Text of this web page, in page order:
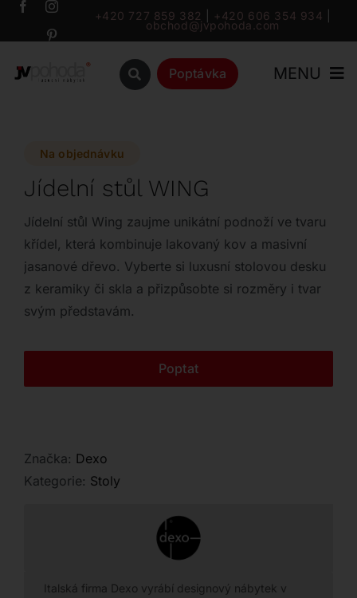
Přeskočit
+420 727 859 382 +420 606 354 934
obchod@jvpohoda.com
Poptávka MENU
Katalog
Značky
Kontakt
Na objednávku
Jídelní stůl WING
Jídelní stůl Wing zaujme unikátní podnoží ve tvaru
křídel, která kombinuje lakovaný kov a masivní
jasanové dřevo. Vyberte si luxusní stolovou desku
z keramiky či skla a přizpůsobte si rozměry i tvar
svým představám.
Poptat
Značka: Dexo
Kategorie: Stoly
Italská firma Dexo vyrábí designový nábytek v